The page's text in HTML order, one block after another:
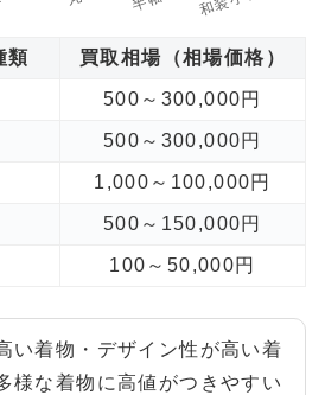
類 買取相場（相場価格）
500～300,000円
500～300,000円
1,000～100,000円
500～150,000円
100～50,000円
い着物・デザイン性が高い着
様な着物に高値がつきやすい